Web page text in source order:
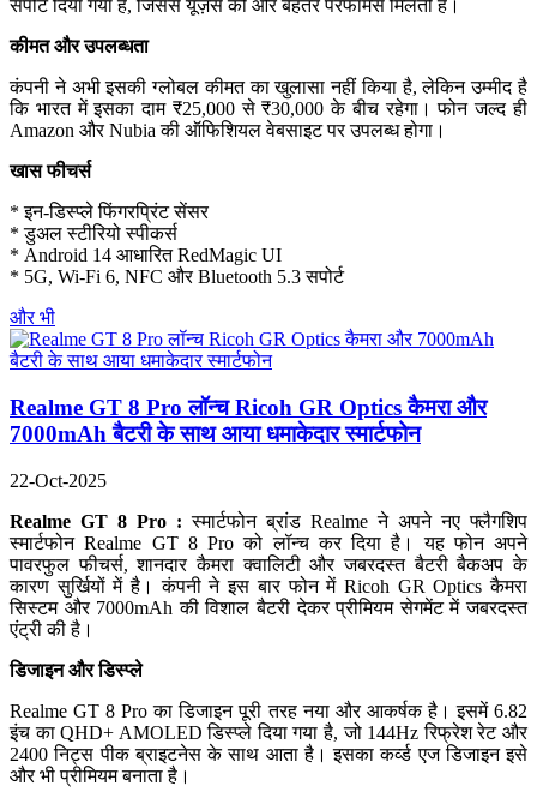
सपोर्ट दिया गया है, जिससे यूज़र्स को और बेहतर परफॉर्मेंस मिलती है।
कीमत और उपलब्धता
कंपनी ने अभी इसकी ग्लोबल कीमत का खुलासा नहीं किया है, लेकिन उम्मीद है
कि भारत में इसका दाम ₹25,000 से ₹30,000 के बीच रहेगा। फोन जल्द ही
Amazon और Nubia की ऑफिशियल वेबसाइट पर उपलब्ध होगा।
खास फीचर्स
* इन-डिस्प्ले फिंगरप्रिंट सेंसर
* डुअल स्टीरियो स्पीकर्स
* Android 14 आधारित RedMagic UI
* 5G, Wi-Fi 6, NFC और Bluetooth 5.3 सपोर्ट
और भी
Realme GT 8 Pro लॉन्च Ricoh GR Optics कैमरा और
7000mAh बैटरी के साथ आया धमाकेदार स्मार्टफोन
22-Oct-2025
Realme GT 8 Pro : स्मार्टफोन ब्रांड Realme ने अपने नए फ्लैगशिप
स्मार्टफोन Realme GT 8 Pro को लॉन्च कर दिया है। यह फोन अपने
पावरफुल फीचर्स, शानदार कैमरा क्वालिटी और जबरदस्त बैटरी बैकअप के
कारण सुर्खियों में है। कंपनी ने इस बार फोन में Ricoh GR Optics कैमरा
सिस्टम और 7000mAh की विशाल बैटरी देकर प्रीमियम सेगमेंट में जबरदस्त
एंट्री की है।
डिजाइन और डिस्प्ले
Realme GT 8 Pro का डिजाइन पूरी तरह नया और आकर्षक है। इसमें 6.82
इंच का QHD+ AMOLED डिस्प्ले दिया गया है, जो 144Hz रिफ्रेश रेट और
2400 निट्स पीक ब्राइटनेस के साथ आता है। इसका कर्व्ड एज डिजाइन इसे
और भी प्रीमियम बनाता है।